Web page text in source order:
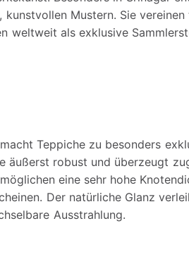
Mustern. Sie
weltweit als exklusive
Teppiche zu besonders
äußerst robust und überzeugt
eine sehr hohe
Der natürliche Glanz
Ausstrahlung.